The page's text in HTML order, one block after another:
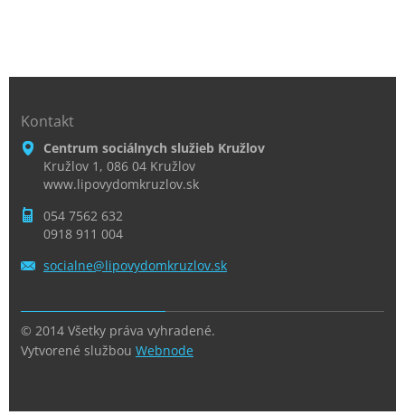
Kontakt
Centrum sociálnych služieb Kružlov
Kružlov 1, 086 04 Kružlov
www.lipovydomkruzlov.sk
054 7562 632
0918 911 004
socialne@lipovydomkruzlov.sk
© 2014 Všetky práva vyhradené.
Vytvorené službou Webnode